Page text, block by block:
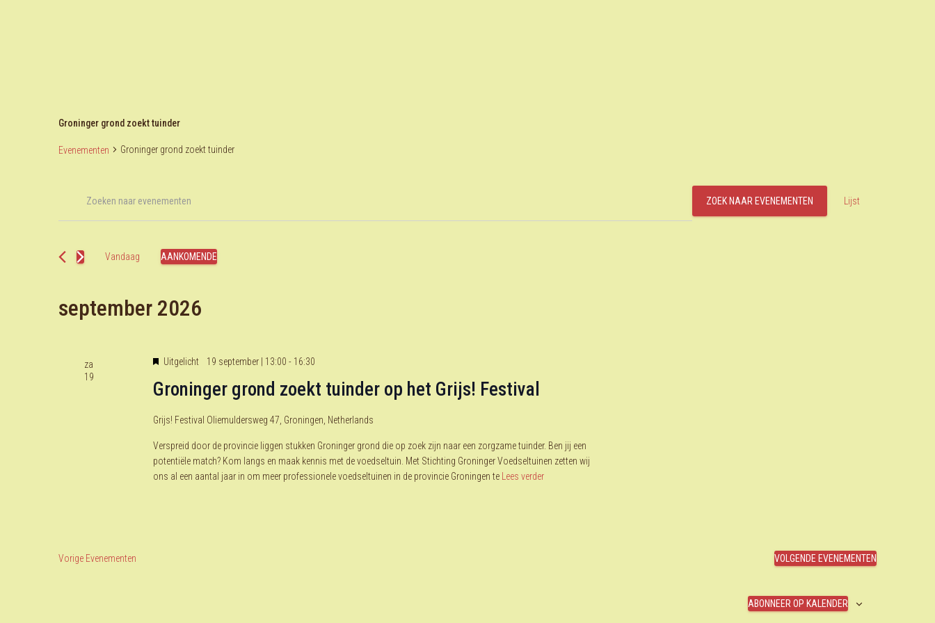
Groninger grond zoekt tuinder
Evenementen Groninger grond zoekt tuinder
Evenementen
Evenementen
weergeven
navigatie
Zoek
met
keyword.
ZOEK NAAR EVENEMENTEN Lijst
Vandaag
AANKOMENDE
datum.
september 2026
za
19
Groninger grond zoekt tuinder op het Grijs! Festival
Uitgelicht 19 september | 13:00 - 16:30
Grijs! Festival Oliemuldersweg 47, Groningen, Netherlands
Verspreid door de provincie liggen stukken Groninger grond die op zoek zijn naar een zorgzame tuinder. Ben jij een
potentiële match? Kom langs en maak kennis met de voedseltuin. Met Stichting Groninger Voedseltuinen zetten wij
ons al een aantal jaar in om meer professionele voedseltuinen in de provincie Groningen teLees verder
Vorige Evenementen VOLGENDE EVENEMENTEN
ABONNEER OP KALENDER